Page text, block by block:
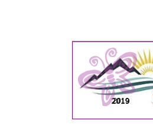
2019
2019